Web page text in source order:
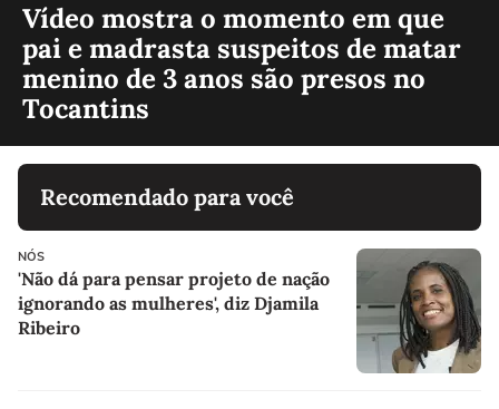
Vídeo mostra o momento em que
pai e madrasta suspeitos de matar
menino de 3 anos são presos no
Tocantins
Recomendado para você
NÓS
'Não dá para pensar projeto de nação
ignorando as mulheres', diz Djamila
Ribeiro